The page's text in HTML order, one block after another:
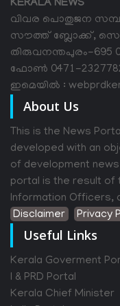
KERALA NEWS
വിവര പൊതുജന
സൗത്ത് ബ്ലോക്ക്,
തിരുവനന്തപുരം-695
ഫോൺ 0471-
ഇമെയിൽ :
About Us
This is the News
developed with an
of development
portal is the result
Information Officers,
Disclaimer
Privacy
Useful Links
Kerala Goverment
I & PRD Portal
Kerala Chief Minister